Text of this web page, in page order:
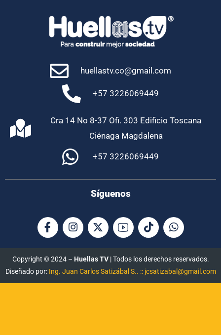
huellastv.co@gmail.com
+57 3226069449
Cra 14 No 8-37 Ofi. 303 Edificio Toscana
Ciénaga Magdalena
+57 3226069449
Síguenos
Copyright © 2024 – Huellas TV| Todos los derechos reservados.
Diseñado por: Ing. Juan Carlos Satizábal S.. :: jcsatizabal@gmail.com